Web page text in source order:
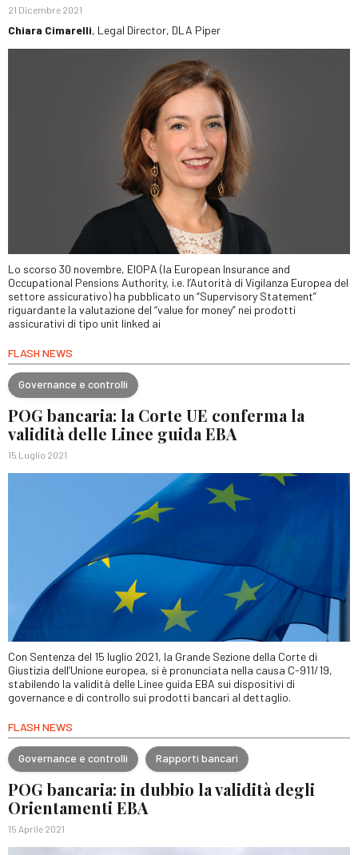
21 Dicembre 2021
Chiara Cimarelli, Legal Director, DLA Piper
Lo scorso 30 novembre, EIOPA (la European Insurance and
Occupational Pensions Authority, i.e. l’Autorità di Vigilanza Europea del
settore assicurativo) ha pubblicato un “Supervisory Statement”
riguardante la valutazione del “value for money” nei prodotti
assicurativi di tipo unit linked ai
FLASH NEWS
Governance e controlli
POG bancaria: la Corte UE conferma la
validità delle Linee guida EBA
15 Luglio 2021
Con Sentenza del 15 luglio 2021, la Grande Sezione della Corte di
Giustizia dell’Unione europea, si è pronunciata nella causa C-911/19,
stabilendo la validità delle Linee guida EBA sui dispositivi di
governance e di controllo sui prodotti bancari al dettaglio.
FLASH NEWS
Governance e controlli Rapporti bancari
POG bancaria: in dubbio la validità degli
Orientamenti EBA
15 Aprile 2021